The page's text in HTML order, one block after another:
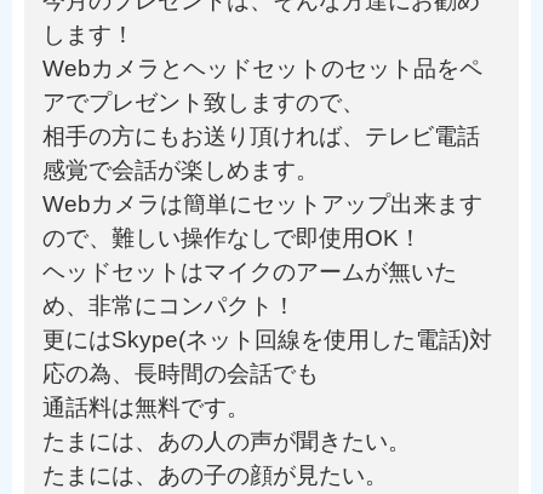
します！
Webカメラとヘッドセットのセット品をペ
アでプレゼント致しますので、
相手の方にもお送り頂ければ、テレビ電話
感覚で会話が楽しめます。
Webカメラは簡単にセットアップ出来ます
ので、難しい操作なしで即使用OK！
ヘッドセットはマイクのアームが無いた
め、非常にコンパクト！
更にはSkype(ネット回線を使用した電話)対
応の為、長時間の会話でも
通話料は無料です。
たまには、あの人の声が聞きたい。
たまには、あの子の顔が見たい。